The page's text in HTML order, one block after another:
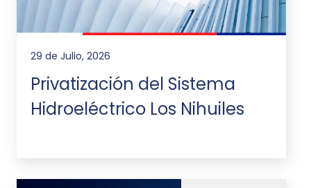
29 de Julio, 2026
Privatización del Sistema
Hidroeléctrico Los Nihuiles